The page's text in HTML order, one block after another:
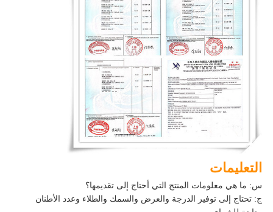
التعليمات
س: ما هي معلومات المنتج التي أحتاج إلى تقديمها؟
ج: تحتاج إلى توفير الدرجة والعرض والسمك والطلاء وعدد الأطنان